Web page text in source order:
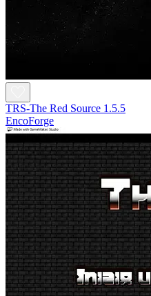
TRS-The Red Source 1.5.5
EncoForge